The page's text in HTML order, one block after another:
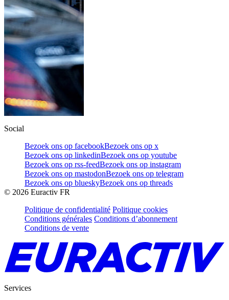
Social
Bezoek ons op facebookBezoek ons op x
Bezoek ons op linkedinBezoek ons op youtube
Bezoek ons op rss-feedBezoek ons op instagram
Bezoek ons op mastodonBezoek ons op telegram
Bezoek ons op blueskyBezoek ons op threads
© 2026 Euractiv FR
Politique de confidentialité Politique cookies
Conditions générales Conditions d’abonnement
Conditions de vente
Services